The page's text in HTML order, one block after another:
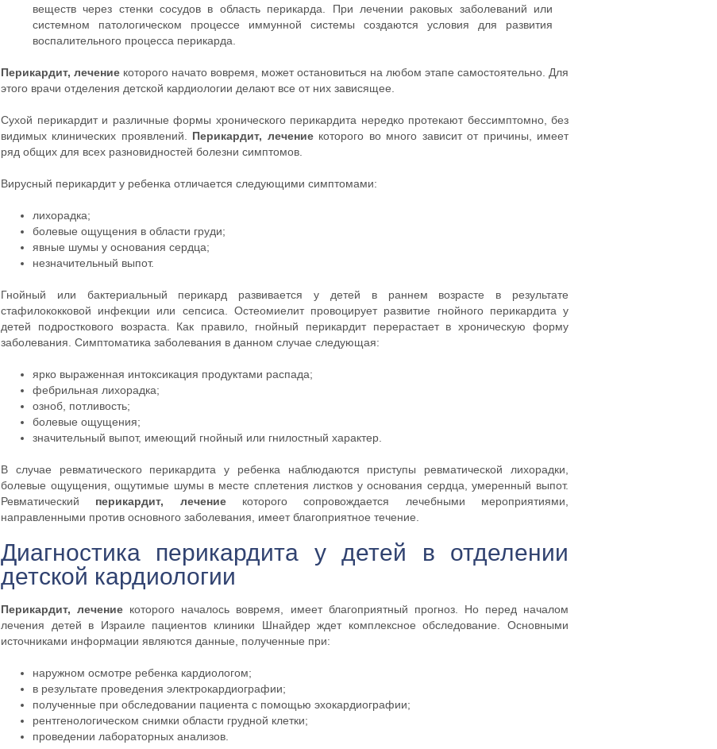
веществ через стенки сосудов в область перикарда. При лечении раковых заболеваний или
системном патологическом процессе иммунной системы создаются условия для развития
воспалительного процесса перикарда.
Перикардит, лечение которого начато вовремя, может остановиться на любом этапе самостоятельно. Для
этого врачи отделения детской кардиологии делают все от них зависящее.
Сухой перикардит и различные формы хронического перикардита нередко протекают бессимптомно, без
видимых клинических проявлений. Перикардит, лечениекоторого во много зависит от причины, имеет
ряд общих для всех разновидностей болезни симптомов.
Вирусный перикардит у ребенка отличается следующими симптомами:
лихорадка;
болевые ощущения в области груди;
явные шумы у основания сердца;
незначительный выпот.
Гнойный или бактериальный перикард развивается у детей в раннем возрасте в результате
стафилококковой инфекции или сепсиса. Остеомиелит провоцирует развитие гнойного перикардита у
детей подросткового возраста. Как правило, гнойный перикардит перерастает в хроническую форму
заболевания. Симптоматика заболевания в данном случае следующая:
ярко выраженная интоксикация продуктами распада;
фебрильная лихорадка;
озноб, потливость;
болевые ощущения;
значительный выпот, имеющий гнойный или гнилостный характер.
В случае ревматического перикардита у ребенка наблюдаются приступы ревматической лихорадки,
болевые ощущения, ощутимые шумы в месте сплетения листков у основания сердца, умеренный выпот.
Ревматический перикардит, лечениекоторого сопровождается лечебными мероприятиями,
направленными против основного заболевания, имеет благоприятное течение.
Диагностика перикардита у детей в отделении
детской кардиологии
Перикардит, лечение которого началось вовремя, имеет благоприятный прогноз. Но перед началом
лечения детей в Израиле пациентов клиники Шнайдер ждет комплексное обследование. Основными
источниками информации являются данные, полученные при:
наружном осмотре ребенка кардиологом;
в результате проведения электрокардиографии;
полученные при обследовании пациента с помощью эхокардиографии;
рентгенологическом снимки области грудной клетки;
проведении лабораторных анализов.